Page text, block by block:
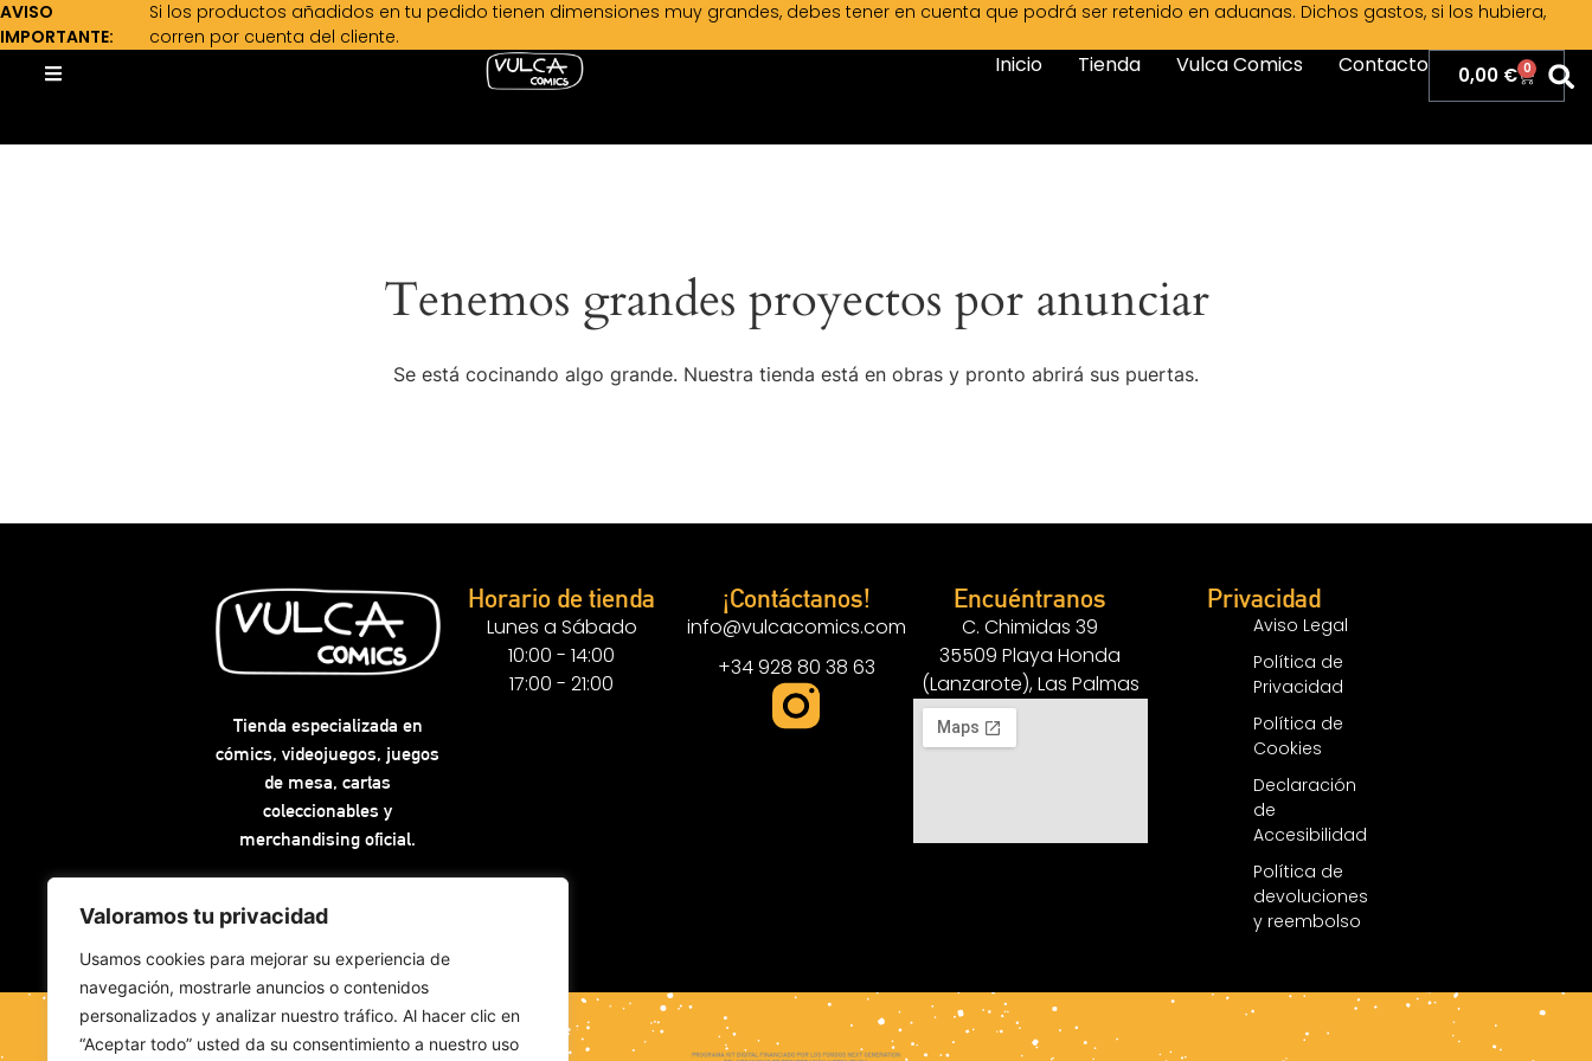
Valoramos tu privacidad
Usamos cookies para mejorar su experiencia de
navegación, mostrarle anuncios o contenidos
personalizados y analizar nuestro tráfico. Al hacer clic en
“Aceptar todo” usted da su consentimiento a nuestro uso
AVISO
IMPORTANTE:
Si los productos añadidos en tu pedido tienen dimensiones muy grandes, debes tener en cuenta que podrá ser retenido en aduanas. Dichos gastos, si los hubiera,
corren por cuenta del cliente.
Inicio Tienda Vulca Comics Contacto 0,00 € 0
Tenemos grandes proyectos por anunciar
Se está cocinando algo grande. Nuestra tienda está en obras y pronto abrirá sus puertas.
Tienda especializada en
cómics, videojuegos, juegos
de mesa, cartas
coleccionables y
merchandising oficial.
Horario de tienda
Lunes a Sábado
10:00 - 14:00
17:00 - 21:00
¡Contáctanos!
info@vulcacomics.com
+34 928 80 38 63
Encuéntranos
C. Chimidas 39
35509 Playa Honda
(Lanzarote), Las Palmas
Privacidad
Aviso Legal
Política de
Privacidad
Política de
Cookies
Declaración
de
Accesibilidad
Política de
devoluciones
y reembolso